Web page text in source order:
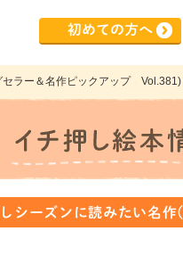
初めての方へ
ラー＆名作ピックアップ Vol.381)
シーズンに読みたい名